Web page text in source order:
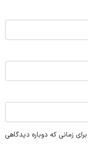
زمانی که دوباره دیدگاهی